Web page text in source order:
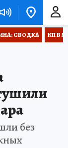
СВОДКА КП В
без